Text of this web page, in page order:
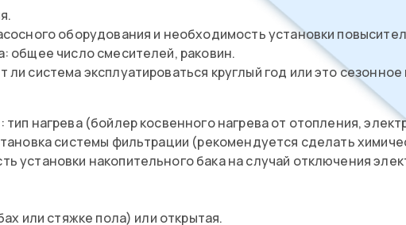
оборудования и необходимость установки
общее число смесителей, раковин.
система эксплуатироваться круглый год или это
нагрева (бойлер косвенного нагрева от отопления,
системы фильтрации (рекомендуется сделать
установки накопительного бака на случай отключения
или стяжке пола) или открытая.